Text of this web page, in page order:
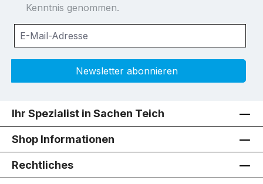
Kenntnis genommen.
Newsletter abonnieren
Ihr Spezialist in Sachen Teich
Shop Informationen
Rechtliches